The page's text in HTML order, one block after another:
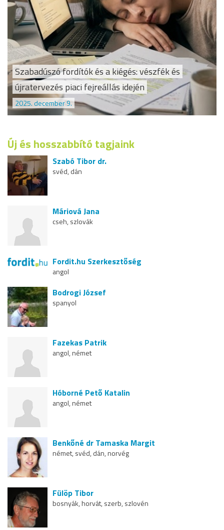
Szabadúszó fordítók és a kiégés: vészfék és
újratervezés piaci fejreállás idején
2025. december 9.
Új és hosszabbító tagjaink
Szabó Tibor dr.
svéd, dán
Máriová Jana
cseh, szlovák
Fordit.hu Szerkesztőség
angol
Bodrogi József
spanyol
Fazekas Patrik
angol, német
Hóborné Pető Katalin
angol, német
Benkőné dr Tamaska Margit
német, svéd, dán, norvég
Fülöp Tibor
bosnyák, horvát, szerb, szlovén